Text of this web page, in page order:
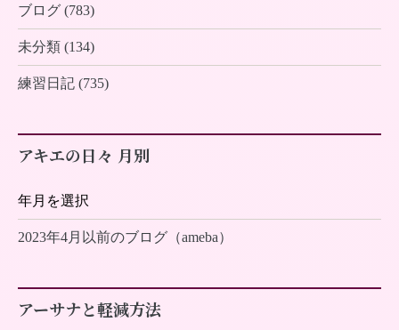
ブログ (783)
未分類 (134)
練習日記 (735)
アキエの日々 月別
2023年4月以前のブログ（ameba）
アーサナと軽減方法